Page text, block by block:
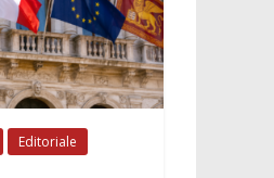
Editoriale